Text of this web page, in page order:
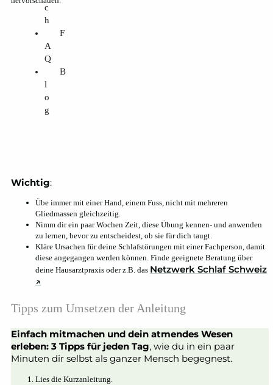
c
h
F
A
Q
B
l
o
g
Wichtig:
Übe immer mit einer Hand, einem Fuss, nicht mit mehreren
Gliedmassen gleichzeitig.
Nimm dir ein paar Wochen Zeit, diese Übung kennen- und anwenden
zu lernen, bevor zu entscheidest, ob sie für dich taugt.
Kläre Ursachen für deine Schlafstörungen mit einer Fachperson, damit
diese angegangen werden können. Finde geeignete Beratung über
deine Hausarztpraxis oder z.B. das Netzwerk Schlaf Schweiz
↗
Tipps zum Umsetzen der Anleitung
Einfach mitmachen und dein atmendes Wesen
erleben: 3 Tipps für jeden Tag, wie du in ein paar
Minuten dir selbst als ganzer Mensch begegnest.
Lies die Kurzanleitung.